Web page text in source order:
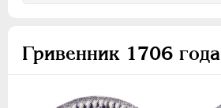
Гривенник 1706 года